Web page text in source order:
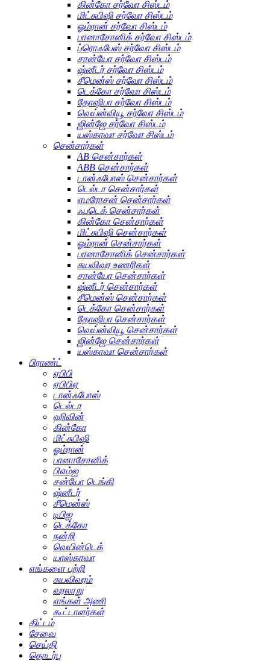
கின்கோ சர்வோ சிஸ்டம்
மிட்சுபிஷி சர்வோ சிஸ்டம்
ஓம்ரான் சர்வோ சிஸ்டம்
பானாசோனிக் சர்வோ சிஸ்டம்
ப்ரொஃபேஸ் சர்வோ சிஸ்டம்
சான்யோ சர்வோ சிஸ்டம்
ஷ்னீடர் சர்வோ சிஸ்டம்
சீமென்ஸ் சர்வோ சிஸ்டம்
டெக்கோ சர்வோ சிஸ்டம்
தோஷிபா சர்வோ சிஸ்டம்
வெய்ன்வியூ சர்வோ சிஸ்டம்
ஜின்ஜே சர்வோ சிஸ்டம்
யஸ்காவா சர்வோ சிஸ்டம்
சென்சார்கள்
AB சென்சார்கள்
ABB சென்சார்கள்
டான்ஃபோஸ் சென்சார்கள்
டெல்டா சென்சார்கள்
எமரோசன் சென்சார்கள்
ஃபடெக் சென்சார்கள்
கின்கோ சென்சார்கள்
மிட்சுபிஷி சென்சார்கள்
ஓம்ரான் சென்சார்கள்
பானாசோனிக் சென்சார்கள்
சுயவிவர உணரிகள்
சான்யோ சென்சார்கள்
ஷ்னீடர் சென்சார்கள்
சீமென்ஸ் சென்சார்கள்
டெக்கோ சென்சார்கள்
தோஷிபா சென்சார்கள்
வெய்ன்வியூ சென்சார்கள்
ஜின்ஜே சென்சார்கள்
யஸ்காவா சென்சார்கள்
பிராண்ட்
ஏபிபி
ஏபிபிஏ
டான்ஃபோஸ்
டெல்டா
ஹிவின்
கின்கோ
மிட்சுபிஷி
ஓம்ரான்
பானாசோனிக்
பிஎம்ஐ
சன்யோ டெங்கி
ஷ்னீடர்
சீமென்ஸ்
டிபிஐ
டெக்கோ
நன்றி
வெயின்டெக்
யாஸ்காவா
எங்களை பற்றி
சுயவிவரம்
வரலாறு
எங்கள் அணி
கூட்டாளர்கள்
திட்டம்
சேவை
செய்தி
தொடர்பு